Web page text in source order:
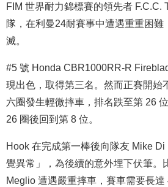
FIM 世界耐力錦標賽的領先者 F.C.C.
隊，在利曼24耐賽事中遭遇重重困難
滅。
#5 號 Honda CBR1000RR-R
現出色，取得第三名。然而正賽開始
六圈發生輕微摔車，排名跌至第 26
26 圈後回到第 8 位。
Hook 在完成第一棒後向隊友 Mike
覺異常」，為後續的意外埋下伏筆。
Meglio 遭遇嚴重摔車，賽車需要長